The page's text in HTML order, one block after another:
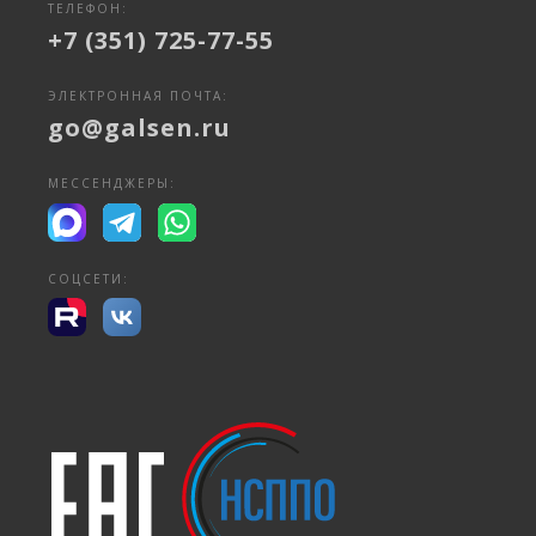
ТЕЛЕФОН:
+7 (351) 725-77-55
ЭЛЕКТРОННАЯ ПОЧТА:
go@galsen.ru
МЕССЕНДЖЕРЫ:
СОЦСЕТИ: